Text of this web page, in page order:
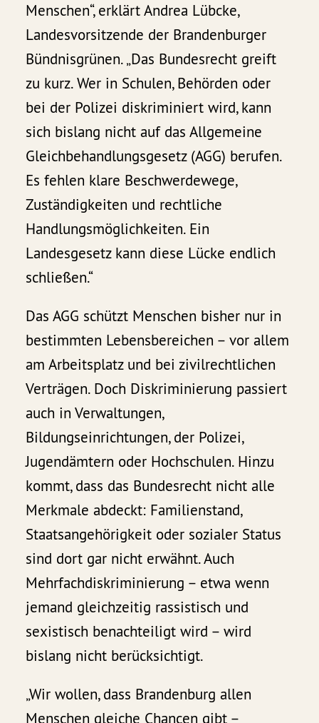
Menschen“, erklärt Andrea Lübcke,
Landesvorsitzende der Brandenburger
Bündnisgrünen. „Das Bundesrecht greift
zu kurz. Wer in Schulen, Behörden oder
bei der Polizei diskriminiert wird, kann
sich bislang nicht auf das Allgemeine
Gleichbehandlungsgesetz (AGG) berufen.
Es fehlen klare Beschwerdewege,
Zuständigkeiten und rechtliche
Handlungsmöglichkeiten. Ein
Landesgesetz kann diese Lücke endlich
schließen.“
Das AGG schützt Menschen bisher nur in
bestimmten Lebensbereichen – vor allem
am Arbeitsplatz und bei zivilrechtlichen
Verträgen. Doch Diskriminierung passiert
auch in Verwaltungen,
Bildungseinrichtungen, der Polizei,
Jugendämtern oder Hochschulen. Hinzu
kommt, dass das Bundesrecht nicht alle
Merkmale abdeckt: Familienstand,
Staatsangehörigkeit oder sozialer Status
sind dort gar nicht erwähnt. Auch
Mehrfachdiskriminierung – etwa wenn
jemand gleichzeitig rassistisch und
sexistisch benachteiligt wird – wird
bislang nicht berücksichtigt.
„Wir wollen, dass Brandenburg allen
Menschen gleiche Chancen gibt –